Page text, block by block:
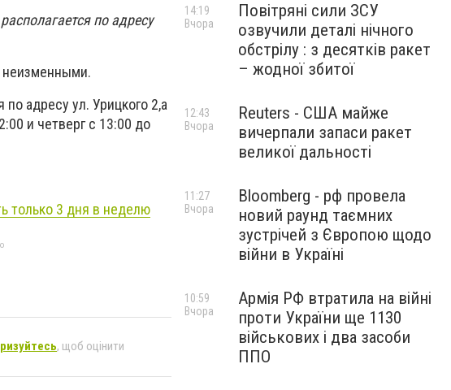
по адресу
неизменными.
адресу ул. Урицкого 2,а
и четверг с 13:00 до
только 3 дня в неделю
, щоб оцінити
Повітряні сили ЗСУ
озвучили деталі нічного
обстрілу : з десятків ракет
– жодної збитої
14:19
Вчора
Reuters - США майже
вичерпали запаси ракет
великої дальності
12:43
Вчора
Bloomberg - рф провела
новий раунд таємних
зустрічей з Європою щодо
війни в Україні
11:27
Вчора
Армія РФ втратила на війні
проти України ще 1130
військових і два засоби
ППО
10:59
Вчора